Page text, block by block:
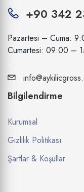
+90 342
Pazartesi – Cuma:
Cumartesi: 09:00 –
Bilgilendirme
Kurumsal
Gizlilik Politikası
Şartlar & Koşullar